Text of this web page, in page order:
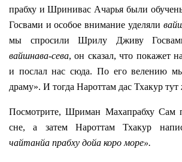
прабху и Шринивас Ачарья были
Госвами и особое внимание уделяли
мы спросили Шрилу Дживу
вайшнава-сева, он сказал, что покажет
и послал нас сюда. По его велению
драму». И тогда Нароттам дас Тхакур тут
Посмотрите, Шриман Махапрабху Сам
сне, а затем Нароттам Тхакур
чайтанйа прабху дойа коро море».